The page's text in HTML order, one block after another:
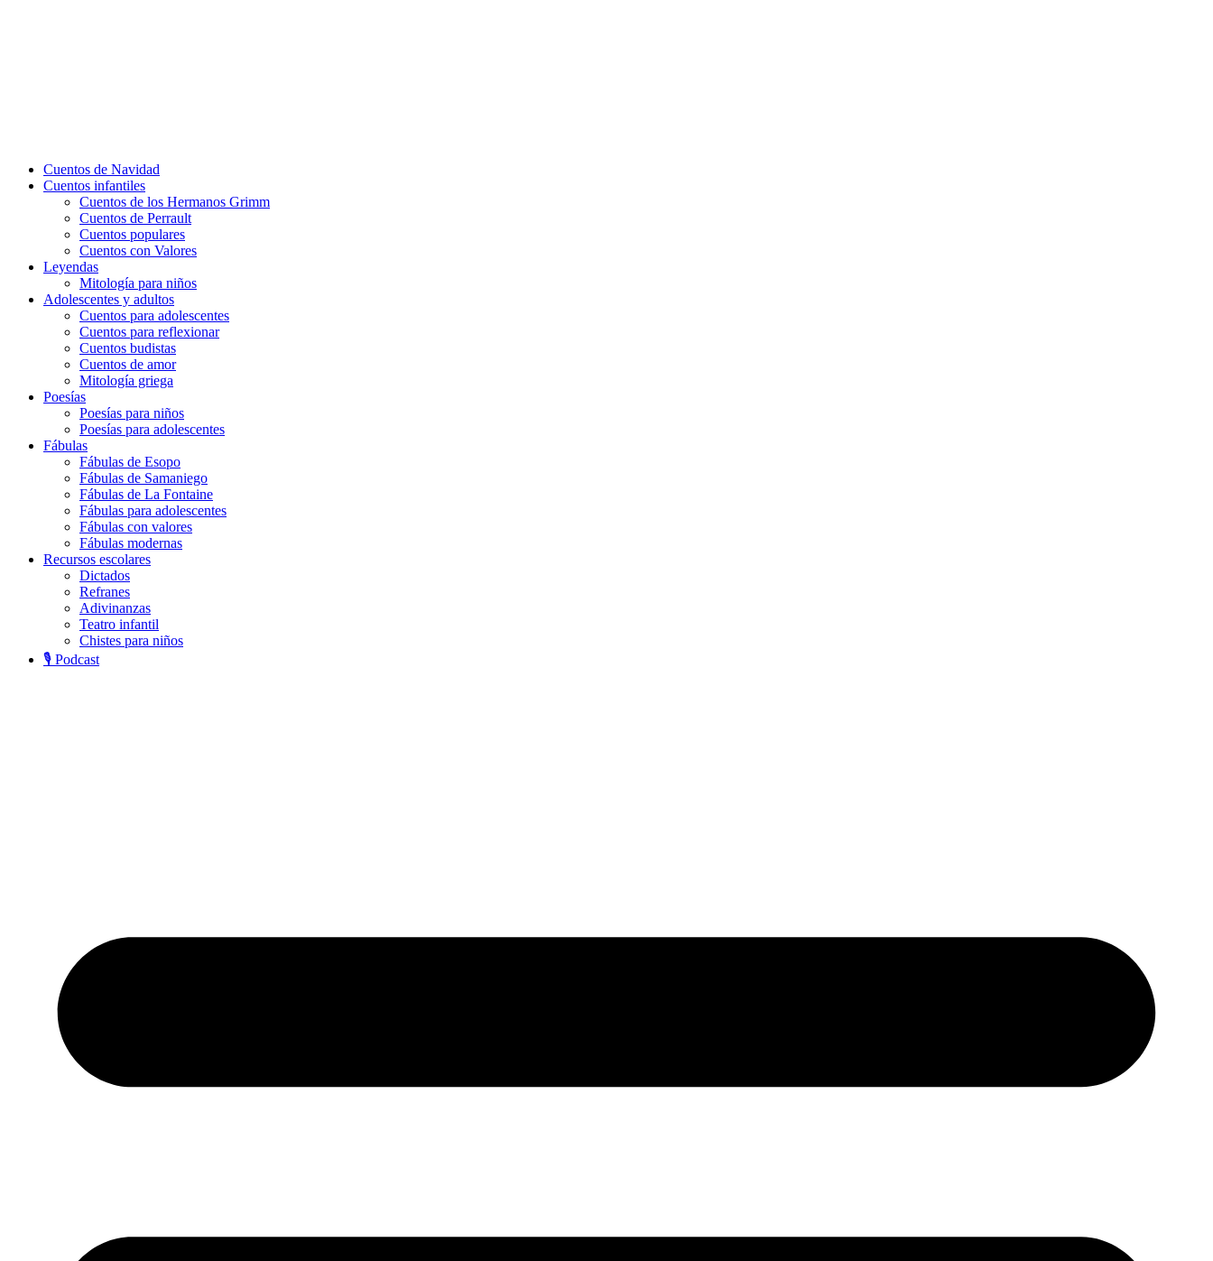
Cuentos de Navidad
Cuentos infantiles
Cuentos de los Hermanos Grimm
Cuentos de Perrault
Cuentos populares
Cuentos con Valores
Leyendas
Mitología para niños
Adolescentes y adultos
Cuentos para adolescentes
Cuentos para reflexionar
Cuentos budistas
Cuentos de amor
Mitología griega
Poesías
Poesías para niños
Poesías para adolescentes
Fábulas
Fábulas de Esopo
Fábulas de Samaniego
Fábulas de La Fontaine
Fábulas para adolescentes
Fábulas con valores
Fábulas modernas
Recursos escolares
Dictados
Refranes
Adivinanzas
Teatro infantil
Chistes para niños
🎙️ Podcast